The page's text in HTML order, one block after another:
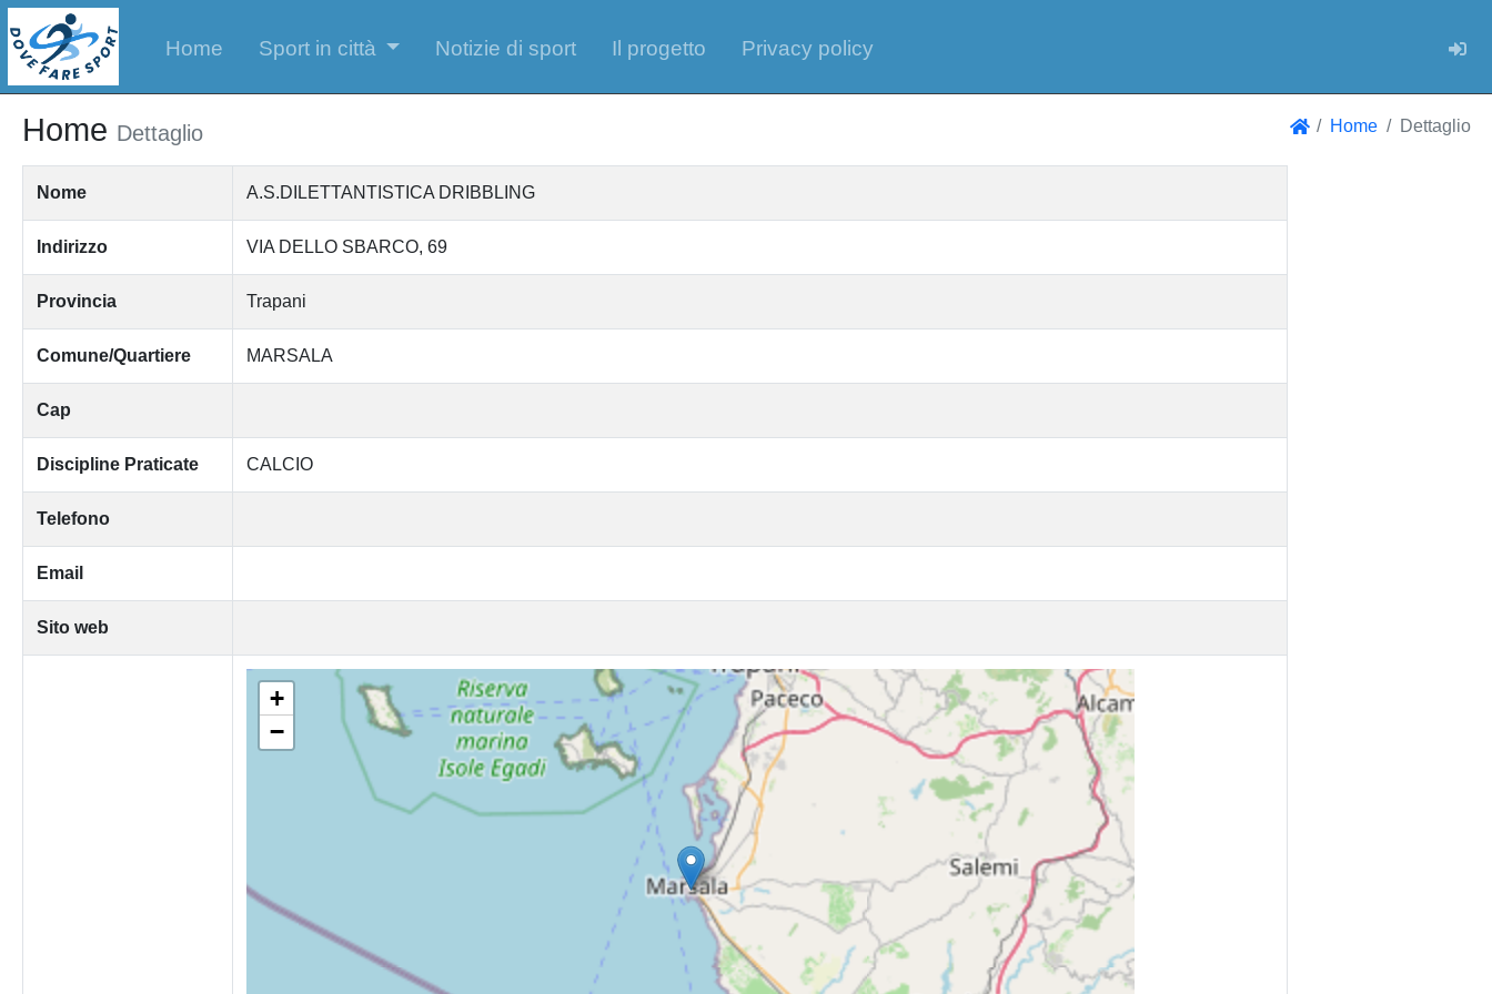
Home Sport in città Notizie di sport Il progetto Privacy policy
Home Dettaglio Home Dettaglio
Nome A.S.DILETTANTISTICA DRIBBLING
Indirizzo VIA DELLO SBARCO, 69
Provincia Trapani
Comune/Quartiere MARSALA
Cap
Discipline Praticate CALCIO
Telefono
Email
Sito web
+
−